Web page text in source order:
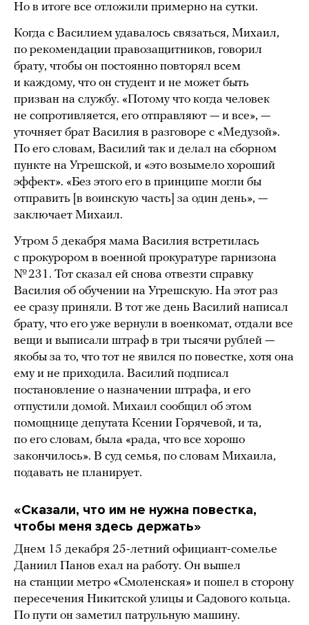
Но в итоге все отложили примерно на сутки.
Когда с Василием удавалось связаться, Михаил,
по рекомендации правозащитников, говорил
брату, чтобы он постоянно повторял всем
и каждому, что он студент и не может быть
призван на службу. «Потому что когда человек
не сопротивляется, его отправляют — и все», —
уточняет брат Василия в разговоре с «Медузой».
По его словам, Василий так и делал на сборном
пункте на Угрешской, и «это возымело хороший
эффект». «Без этого его в принципе могли бы
отправить [в воинскую часть] за один день», —
заключает Михаил.
Утром 5 декабря мама Василия встретилась
с прокурором в военной прокуратуре гарнизона
№ 231. Тот сказал ей снова отвезти справку
Василия об обучении на Угрешскую. На этот раз
ее сразу приняли. В тот же день Василий написал
брату, что его уже вернули в военкомат, отдали все
вещи и выписали штраф в три тысячи рублей —
якобы за то, что тот не явился по повестке, хотя она
ему и не приходила. Василий подписал
постановление о назначении штрафа, и его
отпустили домой. Михаил сообщил об этом
помощнице депутата Ксении Горячевой, и та,
по его словам, была «рада, что все хорошо
закончилось». В суд семья, по словам Михаила,
подавать не планирует.
«Сказали, что им не нужна повестка,
чтобы меня здесь держать»
Днем 15 декабря 25-летний официант-сомелье
Даниил Панов ехал на работу. Он вышел
на станции метро «Смоленская» и пошел в сторону
пересечения Никитской улицы и Садового кольца.
По пути он заметил патрульную машину.